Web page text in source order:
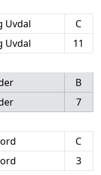
Uvdal
C
Uvdal 11
B
7
C
3